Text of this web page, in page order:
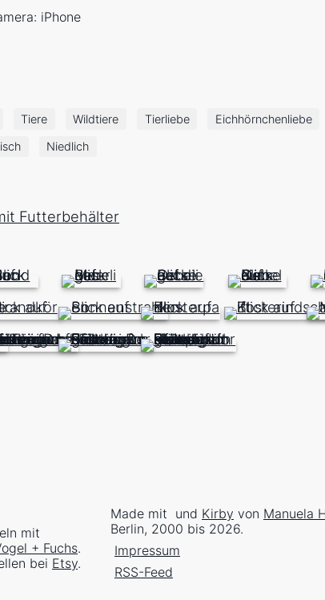
iPhone
Tiere Wildtiere Tierliebe Eichhörnchenliebe
Niedlich
Futterbehälter
mit
+ Fuchs.
bei Etsy.
Made mit und Kirby von Manuela
Berlin, 2000 bis 2026.
Impressum
RSS-Feed